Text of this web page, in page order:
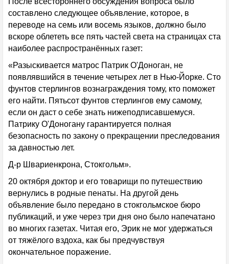
составлено следующее объявление, которое, в
переводе на семь или восемь языков, должно было
вскоре облететь все пять частей света на страницах ста
наиболее распространённых газет:
«Разыскивается матрос Патрик О'Доноган, не
появлявшийся в течение четырех лет в Нью-Йорке. Сто
фунтов стерлингов вознаграждения тому, кто поможет
его найти. Пятьсот фунтов стерлингов ему самому,
если он даст о себе знать нижеподписавшемуся.
Патрику О'Доногану гарантируется полная
безопасность по закону о прекращении преследования
за давностью лет.
Д-р Швариенкрона, Стокгольм».
20 октября доктор и его товарищи по путешествию
вернулись в родные пенаты. На другой день
объявление было передано в стокгольмское бюро
публикаций, и уже через три дня оно было напечатано
во многих газетах. Читая его, Эрик не мог удержаться
от тяжёлого вздоха, как бы предчувствуя
окончательное поражение.